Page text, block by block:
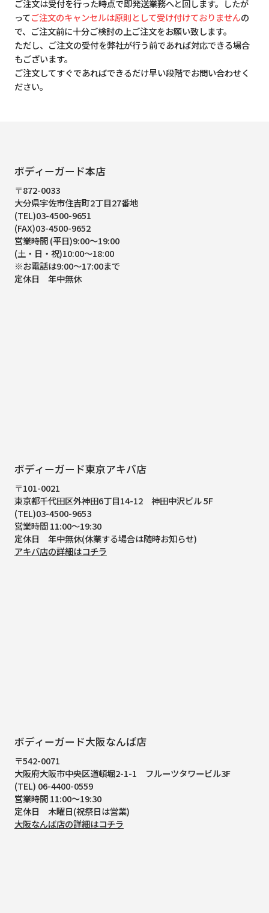
ご注文は受付を行った時点で即発送業務へと回します。したが
ってご注文のキャンセルは原則として受け付けておりませんの
で、ご注文前に十分ご検討の上ご注文をお願い致します。
ただし、ご注文の受付を弊社が行う前であれば対応できる場合
もございます。
ご注文してすぐであればできるだけ早い段階でお問い合わせく
ださい。
ボディーガード本店
〒872-0033
大分県宇佐市住吉町2丁目27番地
(TEL)03-4500-9651
(FAX)03-4500-9652
営業時間 (平日)9:00～19:00
(土・日・祝)10:00～18:00
※お電話は9:00～17:00まで
定休日 年中無休
ボディーガード東京アキバ店
〒101-0021
東京都千代田区外神田6丁目14-12 神田中沢ビル 5F
(TEL)03-4500-9653
営業時間 11:00～19:30
定休日 年中無休(休業する場合は随時お知らせ)
アキバ店の詳細はコチラ
ボディーガード大阪なんば店
〒542-0071
大阪府大阪市中央区道頓堀2-1-1
フルーツタワービル3F
(TEL) 06-4400-0559
営業時間 11:00～19:30
定休日 木曜日(祝祭日は営業)
大阪なんば店の詳細はコチラ